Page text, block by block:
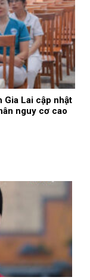
Gia Lai cập nhật
nguy cơ cao